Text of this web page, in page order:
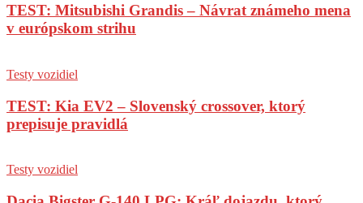
TEST: Mitsubishi Grandis – Návrat známeho mena
v európskom strihu
Testy vozidiel
TEST: Kia EV2 – Slovenský crossover, ktorý
prepisuje pravidlá
Testy vozidiel